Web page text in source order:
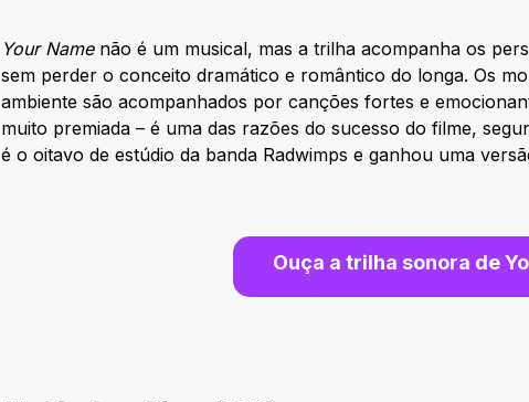
Your Namenão é um musical, mas a trilha acompanha os
sem perder o conceito dramático e romântico do longa. Os
ambiente são acompanhados por canções fortes e
muito premiada – é uma das razões do sucesso do filme,
é o oitavo de estúdio da banda Radwimps e ganhou uma
Ouça a trilha sonora de